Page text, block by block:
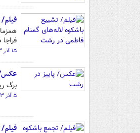
۱۵ آذر ۰۳ - ۱۳:۵۵
عکس/
برگ
۵ آذر ۰۳ - ۱۰:۱۵